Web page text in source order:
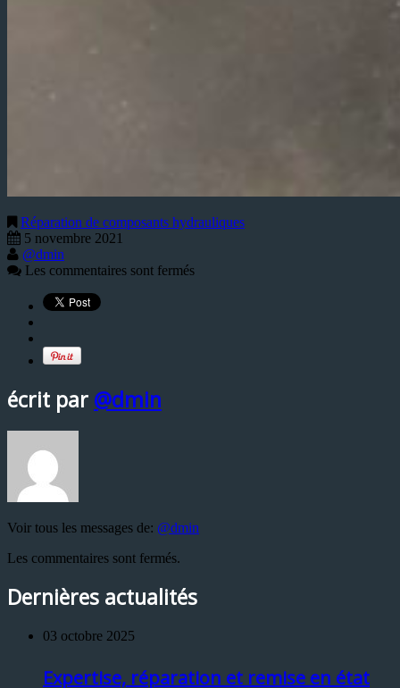
Réparation de composants hydrauliques
5 novembre 2021
@dmin
Les commentaires sont fermés
écrit par @dmin
Voir tous les messages de: @dmin
Les commentaires sont fermés.
Dernières actualités
03 octobre 2025
Expertise, réparation et remise en état